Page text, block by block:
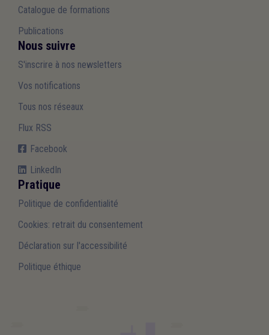
Catalogue de formations
Publications
Nous suivre
S'inscrire à nos newsletters
Vos notifications
Tous nos réseaux
Flux RSS
Facebook
LinkedIn
Pratique
Politique de confidentialité
Cookies: retrait du consentement
Déclaration sur l'accessibilité
Politique éthique